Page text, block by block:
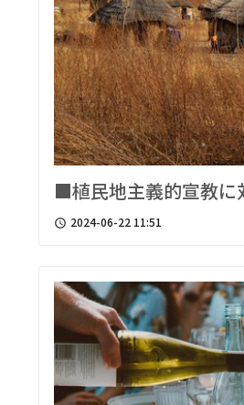
■植民地主義的宣教
access_time 2024-06-22 11:51